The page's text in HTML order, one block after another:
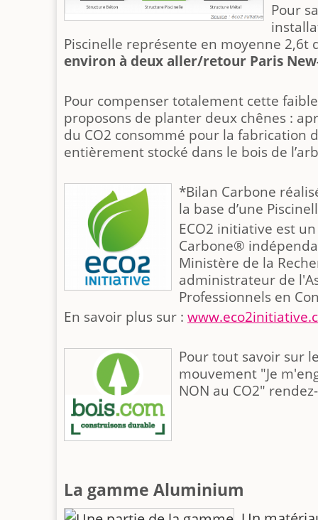
Pour
Piscinelle représente en moyenne 2,6t
environ à deux aller/retour Paris
Pour compenser totalement cette
proposons de planter deux chênes :
du CO2 consommé pour la fabrication
entièrement stocké dans le bois de
*Bilan Carbone
la base d’une
ECO2 initiative est
Carbone®
Ministère de la
administrateur de
Professionnels en
En savoir plus sur :
Pour tout savoir sur
mouvement "Je
NON au CO2"
La gamme Aluminium